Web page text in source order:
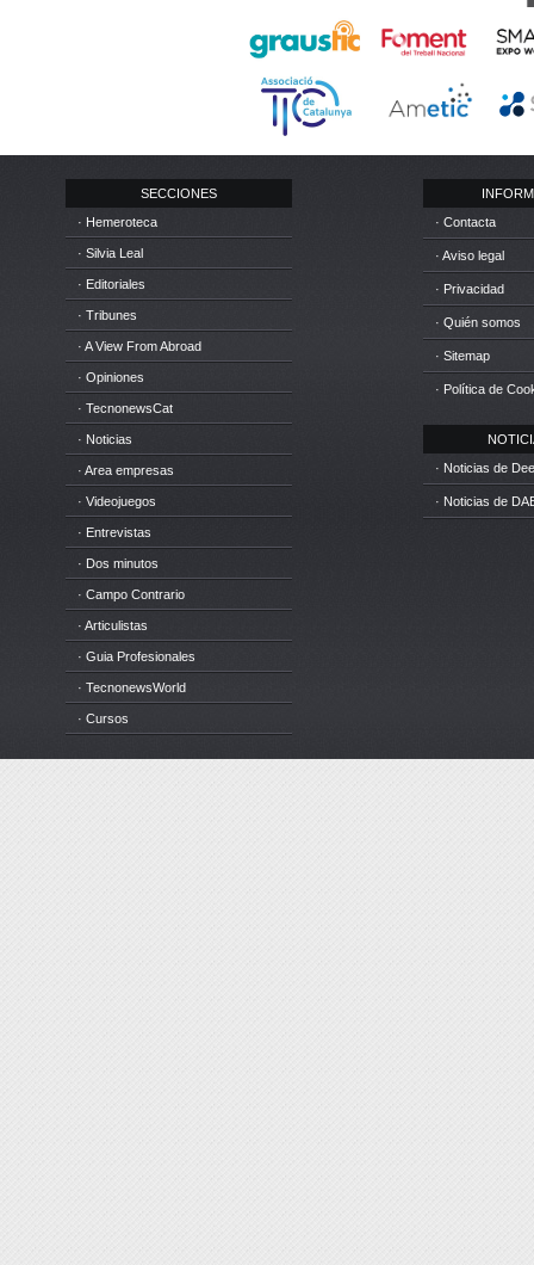
SECCIONES
· Hemeroteca
· Silvia Leal
· Editoriales
· Tribunes
· A View From Abroad
· Opiniones
· TecnonewsCat
· Noticias
· Area empresas
· Videojuegos
· Entrevistas
· Dos minutos
· Campo Contrario
· Articulistas
· Guia Profesionales
· TecnonewsWorld
· Cursos
· Contacta
· Aviso legal
· Privacidad
· Quién somos
· Sitemap
· Política de
· Noticias de
· Noticias de